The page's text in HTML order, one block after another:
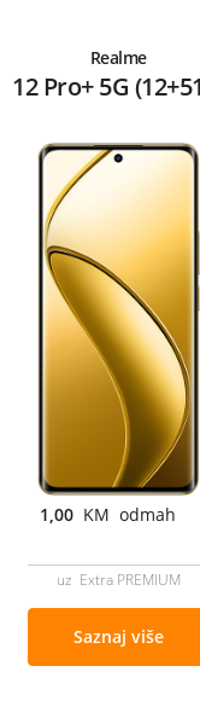
Realme
12 Pro+ 5G
1,00 KM odmah
uz Extra PREMIUM
Saznaj više